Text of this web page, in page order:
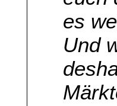
es
Und